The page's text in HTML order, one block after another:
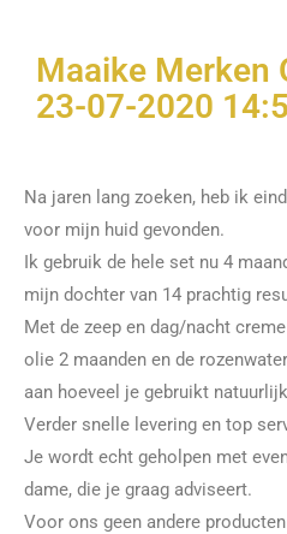
Maaike Merken
23-07-2020
Na jaren lang zoeken, heb ik
voor mijn huid gevonden.
Ik gebruik de hele set nu 4
mijn dochter van 14 prachtig
Met de zeep en dag/nacht
olie 2 maanden en de
aan hoeveel je gebruikt
Verder snelle levering en top
Je wordt echt geholpen met
dame, die je graag adviseert.
Voor ons geen andere